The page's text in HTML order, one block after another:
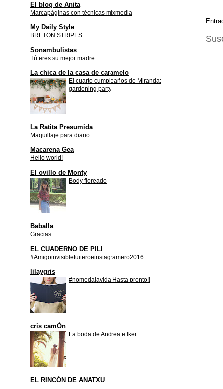
El blog de Anita
Marcapáginas con técnicas mixmedia
My Daily Style
BRETON STRIPES
Sonambulistas
Tú eres su mejor madre
La chica de la casa de caramelo
El cuarto cumpleaños de Miranda:
gardening party
La Ratita Presumida
Maquillaje para diario
Macarena Gea
Hello world!
El ovillo de Monty
Body floreado
Baballa
Gracias
EL CUADERNO DE PILI
#Amigoinvisibletuiteroeinstagramero2016
lilaygris
#nomedalavida Hasta pronto!!
cris camÓn
La boda de Andrea e Iker
EL RINCÓN DE ANATXU